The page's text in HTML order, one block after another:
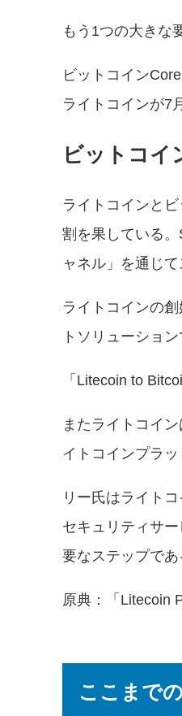
もう1つの大きな
ビットコイン
ライトコインが7
ビットコイ
ライトコインと
割を果している
ャネル」を通じて
ライトコインの
トソリューショ
「Litecoin to
またライトコイ
イトコインプラ
リー氏はライト
セキュリティサ
要なステップであ
原典：「 Litecoin
ここまで